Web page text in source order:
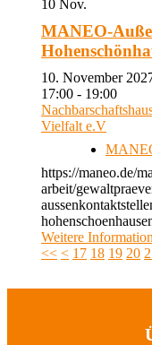
10 Nov.
MANEO-
10. November
17:00 - 19:00
Vielfalt e.V
https://maneo.de/
arbeit/
Weitere
<< < 17 18 19 20